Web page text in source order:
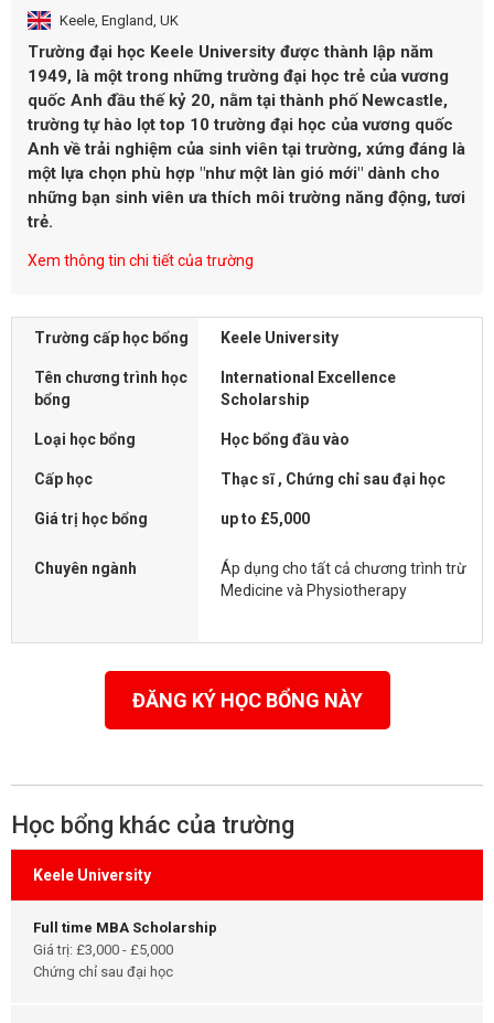
Keele, England, UK
Trường đại học Keele University được thành lập năm
1949, là một trong những trường đại học trẻ của vương
quốc Anh đầu thế kỷ 20, nằm tại thành phố Newcastle,
trường tự hào lọt top 10 trường đại học của vương quốc
Anh về trải nghiệm của sinh viên tại trường, xứng đáng là
một lựa chọn phù hợp "như một làn gió mới" dành cho
những bạn sinh viên ưa thích môi trường năng động, tươi
trẻ.
Xem thông tin chi tiết của trường
Trường cấp học bổng Keele University
Tên chương trình học
bổng
International Excellence
Scholarship
Loại học bổng Học bổng đầu vào
Cấp học Thạc sĩ , Chứng chỉ sau đại học
Giá trị học bổng up to £5,000
Chuyên ngành
Áp dụng cho tất cả chương trình trừ
Medicine và Physiotherapy
ĐĂNG KÝ HỌC BỔNG NÀY
Học bổng khác của trường
Keele University
Full time MBA Scholarship
Giá trị: £3,000 - £5,000
Chứng chỉ sau đại học